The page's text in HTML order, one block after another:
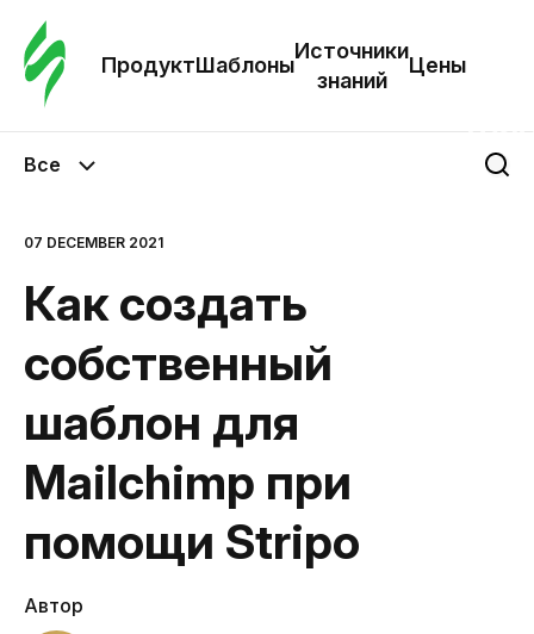
ПродуктШаблоны
Источники
знаний
Цены
Все
07 DECEMBER 2021
Как создать
собственный
шаблон для
Mailchimp при
помощи Stripo
Автор